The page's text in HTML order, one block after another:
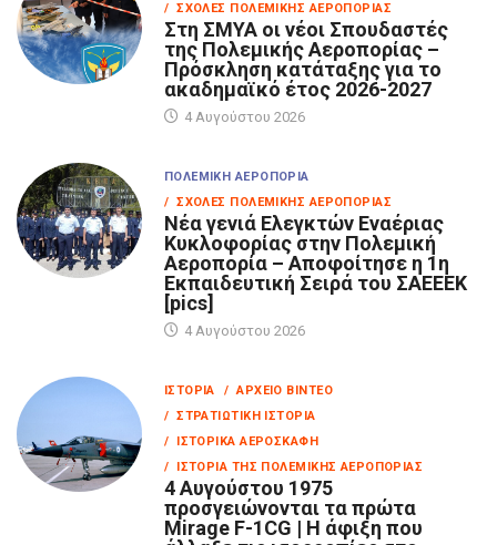
/ ΣΧΟΛΈΣ ΠΟΛΕΜΙΚΉΣ ΑΕΡΟΠΟΡΊΑΣ
Στη ΣΜΥΑ οι νέοι Σπουδαστές
της Πολεμικής Αεροπορίας –
Πρόσκληση κατάταξης για το
ακαδημαϊκό έτος 2026-2027
4 Αυγούστου 2026
ΠΟΛΕΜΙΚΉ ΑΕΡΟΠΟΡΊΑ
/ ΣΧΟΛΈΣ ΠΟΛΕΜΙΚΉΣ ΑΕΡΟΠΟΡΊΑΣ
Νέα γενιά Ελεγκτών Εναέριας
Κυκλοφορίας στην Πολεμική
Αεροπορία – Αποφοίτησε η 1η
Εκπαιδευτική Σειρά του ΣΑΕΕΕΚ
[pics]
4 Αυγούστου 2026
ΙΣΤΟΡΊΑ
/ ΑΡΧΕΊΟ ΒΊΝΤΕΟ
/ ΣΤΡΑΤΙΩΤΙΚΉ ΙΣΤΟΡΊΑ
/ ΙΣΤΟΡΙΚΆ ΑΕΡΟΣΚΆΦΗ
/ ΙΣΤΟΡΊΑ ΤΗΣ ΠΟΛΕΜΙΚΉΣ ΑΕΡΟΠΟΡΊΑΣ
4 Αυγούστου 1975
προσγειώνονται τα πρώτα
Mirage F-1CG | Η άφιξη που